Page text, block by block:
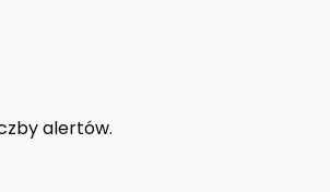
alertów.